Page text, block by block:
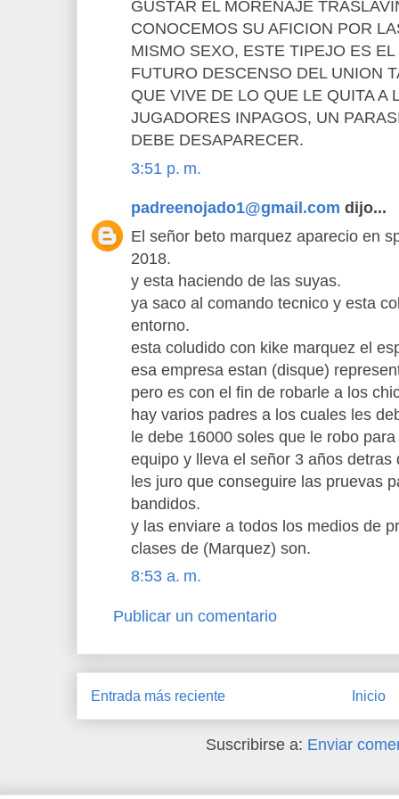
GUSTAR EL MORENAJE
CONOCEMOS SU AFICION POR
MISMO SEXO, ESTE TIPEJO ES
FUTURO DESCENSO DEL UNION
QUE VIVE DE LO QUE LE QUITA A
JUGADORES INPAGOS, UN
DEBE DESAPARECER.
3:51 p. m.
padreenojado1@gmail.com dijo...
El señor beto marquez aparecio en
2018.
y esta haciendo de las suyas.
ya saco al comando tecnico y esta
entorno.
esta coludido con kike marquez el
esa empresa estan (disque)
pero es con el fin de robarle a los
hay varios padres a los cuales les
le debe 16000 soles que le robo
equipo y lleva el señor 3 años detras
les juro que conseguire las pruevas
bandidos.
y las enviare a todos los medios de
clases de (Marquez) son.
8:53 a. m.
Publicar un comentario
Entrada más reciente Inicio
Suscribirse a: Enviar